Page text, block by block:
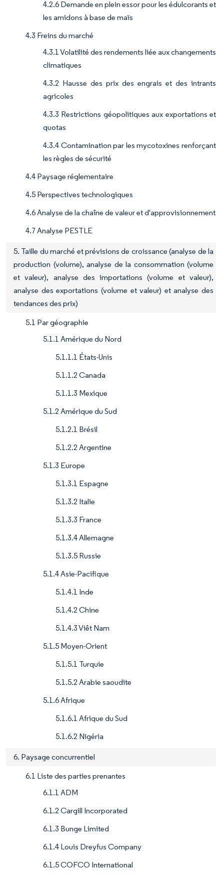
4.2.6 Demande en plein essor pour les édulcorants et
les amidons à base de maïs
4.3 Freins du marché
4.3.1 Volatilité des rendements liée aux changements
climatiques
4.3.2 Hausse des prix des engrais et des intrants
agricoles
4.3.3 Restrictions géopolitiques aux exportations et
quotas
4.3.4 Contamination par les mycotoxines renforçant
les règles de sécurité
4.4 Paysage réglementaire
4.5 Perspectives technologiques
4.6 Analyse de la chaîne de valeur et d'approvisionnement
4.7 Analyse PESTLE
5. Taille du marché et prévisions de croissance (analyse de la
production (volume), analyse de la consommation (volume
et valeur), analyse des importations (volume et valeur),
analyse des exportations (volume et valeur) et analyse des
tendances des prix)
5.1 Par géographie
5.1.1 Amérique du Nord
5.1.1.1 États-Unis
5.1.1.2 Canada
5.1.1.3 Mexique
5.1.2 Amérique du Sud
5.1.2.1 Brésil
5.1.2.2 Argentine
5.1.3 Europe
5.1.3.1 Espagne
5.1.3.2 Italie
5.1.3.3 France
5.1.3.4 Allemagne
5.1.3.5 Russie
5.1.4 Asie-Pacifique
5.1.4.1 Inde
5.1.4.2 Chine
5.1.4.3 Viêt Nam
5.1.5 Moyen-Orient
5.1.5.1 Turquie
5.1.5.2 Arabie saoudite
5.1.6 Afrique
5.1.6.1 Afrique du Sud
5.1.6.2 Nigéria
6. Paysage concurrentiel
6.1 Liste des parties prenantes
6.1.1 ADM
6.1.2 Cargill Incorporated
6.1.3 Bunge Limited
6.1.4 Louis Dreyfus Company
6.1.5 COFCO International